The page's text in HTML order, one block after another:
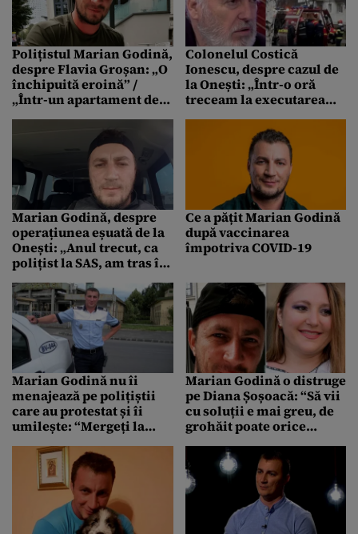
Polițistul Marian Godină,
despre Flavia Groșan: „O
închipuită eroină” /
„Într-un apartament de
găsit leacul miraculos!”
Colonelul Costică
Ionescu, despre cazul de
la Onești: „Într-o oră
treceam la executarea
Marian Godină, despre
operațiunea eșuată de la
Onești: „Anul trecut, ca
polițist la SAS, am tras în
unii visează sniperi pe
blocuri și rapel din
elicopter”
Ce a pățit Marian Godină
după vaccinarea
împotriva COVID-19
Marian Godină nu îi
menajează pe polițiștii
care au protestat și îi
umilește: “Mergeți la
babane!”
Marian Godină o distruge
pe Diana Șoșoacă: “Să vii
cu soluții e mai greu, de
grohăit poate orice
polițist